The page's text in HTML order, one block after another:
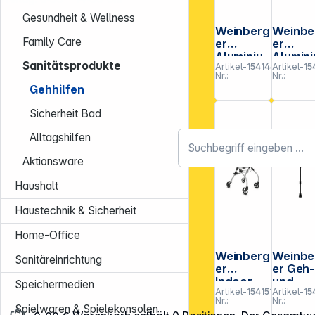
Gesundheit & Wellness
Family Care
Sanitätsprodukte
Gehhilfen
Sicherheit Bad
Alltagshilfen
Aktionsware
Haushalt
Haustechnik & Sicherheit
Home-Office
Sanitäreinrichtung
Speichermedien
Spielwaren & Spielekonsolen
Weinberg
er
Aluminiu
m-
Rollator
1-fach
faltbar
Artikel-
Nr.:
154144
er
m-
Rollator
Artikel-
Nr.:
Weinberg
er
Indoor-
Rollator
Artikel-
Nr.:
154151
er Geh-
und
tock mit
Artikel-
Nr.: